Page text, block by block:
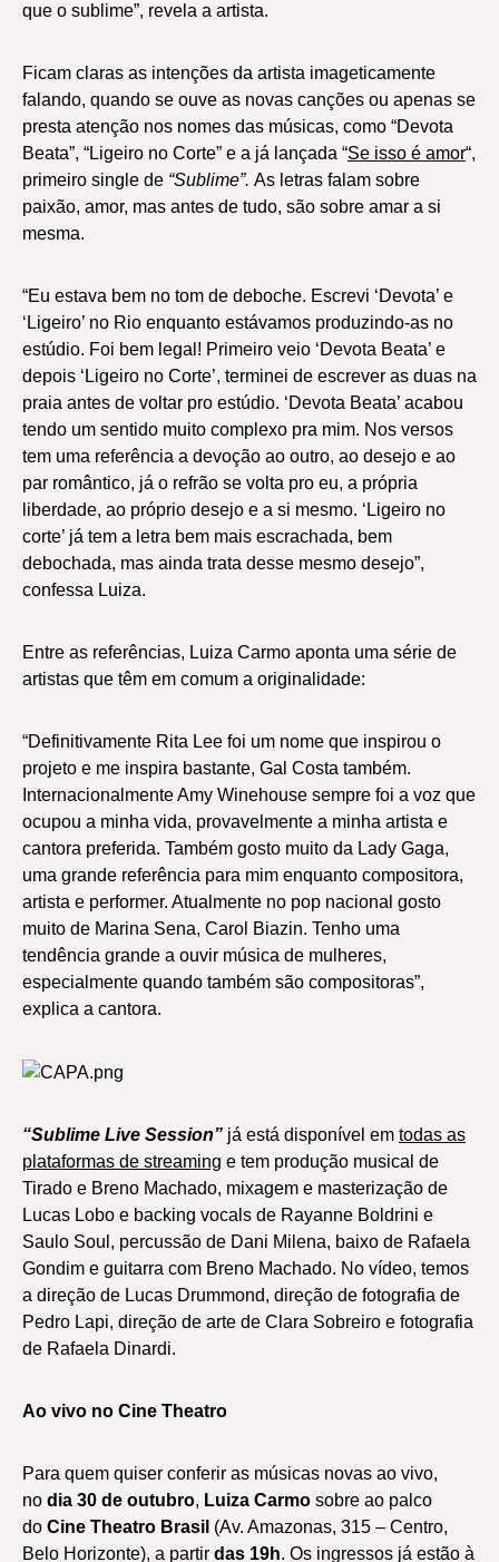
que o sublime”, revela a artista.
Ficam claras as intenções da artista imageticamente
falando, quando se ouve as novas canções ou apenas se
presta atenção nos nomes das músicas, como “Devota
Beata”, “Ligeiro no Corte” e a já lançada “Se isso é amor“,
primeiro single de “Sublime”. As letras falam sobre
paixão, amor, mas antes de tudo, são sobre amar a si
mesma.
“Eu estava bem no tom de deboche. Escrevi ‘Devota’ e
‘Ligeiro’ no Rio enquanto estávamos produzindo-as no
estúdio. Foi bem legal! Primeiro veio ‘Devota Beata’ e
depois ‘Ligeiro no Corte’, terminei de escrever as duas na
praia antes de voltar pro estúdio. ‘Devota Beata’ acabou
tendo um sentido muito complexo pra mim. Nos versos
tem uma referência a devoção ao outro, ao desejo e ao
par romântico, já o refrão se volta pro eu, a própria
liberdade, ao próprio desejo e a si mesmo. ‘Ligeiro no
corte’ já tem a letra bem mais escrachada, bem
debochada, mas ainda trata desse mesmo desejo”,
confessa Luiza.
Entre as referências, Luiza Carmo aponta uma série de
artistas que têm em comum a originalidade:
“Definitivamente Rita Lee foi um nome que inspirou o
projeto e me inspira bastante, Gal Costa também.
Internacionalmente Amy Winehouse sempre foi a voz que
ocupou a minha vida, provavelmente a minha artista e
cantora preferida. Também gosto muito da Lady Gaga,
uma grande referência para mim enquanto compositora,
artista e performer. Atualmente no pop nacional gosto
muito de Marina Sena, Carol Biazin. Tenho uma
tendência grande a ouvir música de mulheres,
especialmente quando também são compositoras”,
explica a cantora.
“Sublime Live Session” já está disponível em todas as
plataformas de streaming e tem produção musical de
Tirado e Breno Machado, mixagem e masterização de
Lucas Lobo e backing vocals de Rayanne Boldrini e
Saulo Soul, percussão de Dani Milena, baixo de Rafaela
Gondim e guitarra com Breno Machado. No vídeo, temos
a direção de Lucas Drummond, direção de fotografia de
Pedro Lapi, direção de arte de Clara Sobreiro e fotografia
de Rafaela Dinardi.
Ao vivo no Cine Theatro
Para quem quiser conferir as músicas novas ao vivo,
no dia 30 de outubro, Luiza Carmo sobre ao palco
do Cine Theatro Brasil (Av. Amazonas, 315 – Centro,
Belo Horizonte), a partir das 19h. Os ingressos já estão à